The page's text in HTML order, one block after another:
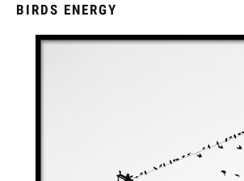
BIRDS ENERGY